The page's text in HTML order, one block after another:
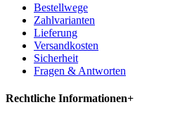
Bestellwege
Zahlvarianten
Lieferung
Versandkosten
Sicherheit
Fragen & Antworten
Rechtliche Informationen+